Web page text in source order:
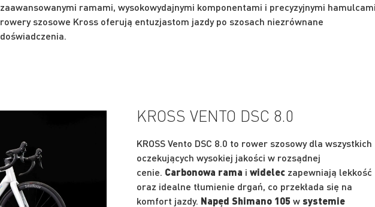
zaawansowanymi ramami, wysokowydajnymi komponentami i precyzyjnymi
rowery szosowe Kross oferują entuzjastom jazdy po szosach niezrównane
doświadczenia.
KROSS VENTO DSC 8.0
KROSS Vento DSC 8.0 to rower szosowy dla wszystkich
oczekujących wysokiej jakości w rozsądnej
cenie. Carbonowa rama iwidelec zapewniają lekkość
oraz idealne tłumienie drgań, co przekłada się na
komfort jazdy. Napęd Shimano 105 wsystemie